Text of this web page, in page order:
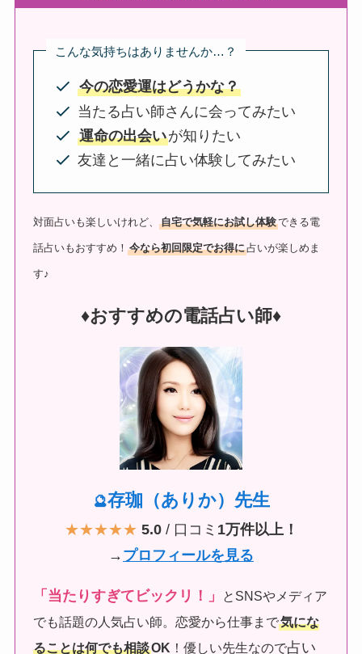
こんな気持ちはありませんか…？
今の恋愛運はどうかな？
当たる占い師さんに会ってみたい
運命の出会いが知りたい
友達と一緒に占い体験してみたい
対面占いも楽しいけれど、自宅で気軽にお試し体験できる電
話占いもおすすめ！今なら初回限定でお得に占いが楽しめま
す♪
♦︎おすすめの電話占い師♦︎
🔮存珈（ありか）先生
★★★★★ 5.0/ 口コミ 1万件以上！
→ プロフィールを見る
「当たりすぎてビックリ！」
とSNSやメディア
でも話題の人気占い師。恋愛から仕事まで気にな
ることは何でも相談OK ！優しい先生なので占い